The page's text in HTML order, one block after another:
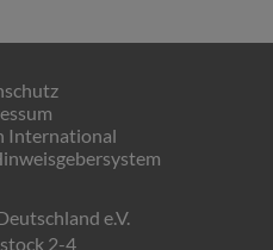
International
e.V.
2-4